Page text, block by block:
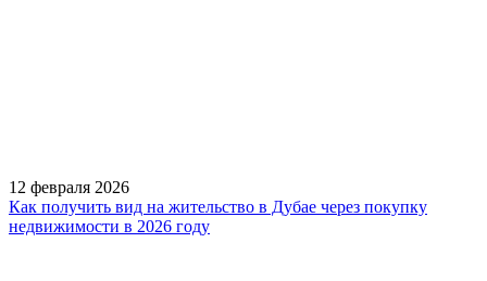
12 февраля 2026
Как получить вид на жительство в Дубае через покупку
недвижимости в 2026 году